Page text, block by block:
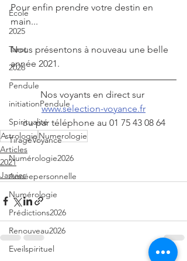
École
2025
Tarot
2026
Pendule
initiationPendule
Spiritualité
TirageVoyance
Numérologie2026
Annéepersonnelle
Numérologie
Prédictions2026
Renouveau2026
Eveilspirituel
Pour enfin prendre votre destin en
main...
Nous présentons à nouveau une belle
année 2021.
Nos voyants en direct sur
www.selection-voyance.fr
ou par téléphone au 01 75 43 08 64
AstrologieNumerologie
Articles
2021
Janvier